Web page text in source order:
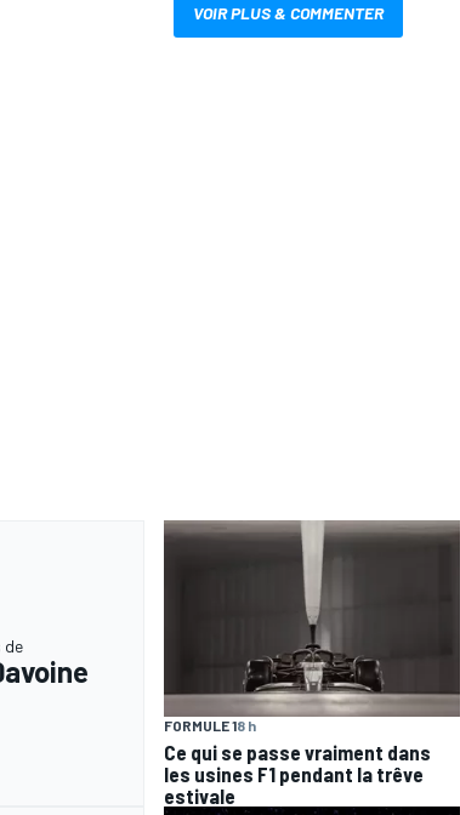
VOIR PLUS & COMMENTER
de
FORMULE 18 h
Ce qui se passe vraiment dans
les usines F1 pendant la trêve
estivale